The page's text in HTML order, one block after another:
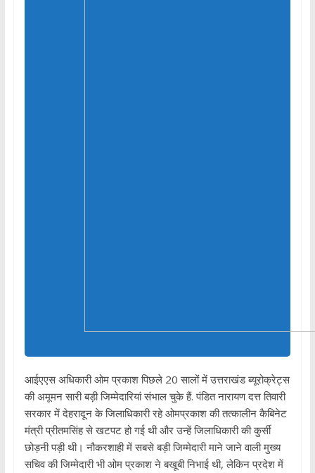
आईएएस अधिकारी ओम प्रकाश पिछले 20 सालों में उत्तराखंड ब्यूरोक्रेट्स
की अमूमन सारी बड़ी जिम्मेदारियां संभाल चुके हैं. पंडित नारायण दत्त तिवारी
सरकार में देहरादून के जिलाधिकारी रहे ओमप्रकाश की तत्कालीन कैबिनेट
मंत्री प्रीतमसिंह से खटपट हो गई थी और उन्हें जिलाधिकारी की कुर्सी
छोड़नी पड़ी थी। नौकरशाही में सबसे बड़ी जिम्मेदारी माने जाने वाली मुख्य
सचिव की जिम्मेदारी भी ओम प्रकाश ने बखूबी निभाई थी, लेकिन प्रदेश में